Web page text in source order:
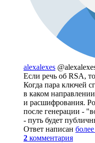
alexalexes
Если речь об RSA,
Когда пара ключей
в каком
и расшифрования.
после генерации -
- путь будет
Ответ написан
2 комментария